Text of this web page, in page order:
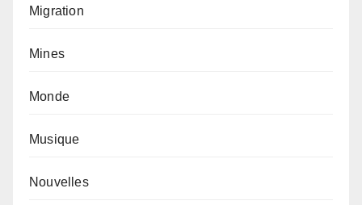
Migration
Mines
Monde
Musique
Nouvelles